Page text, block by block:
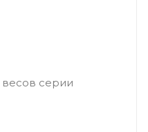
серии